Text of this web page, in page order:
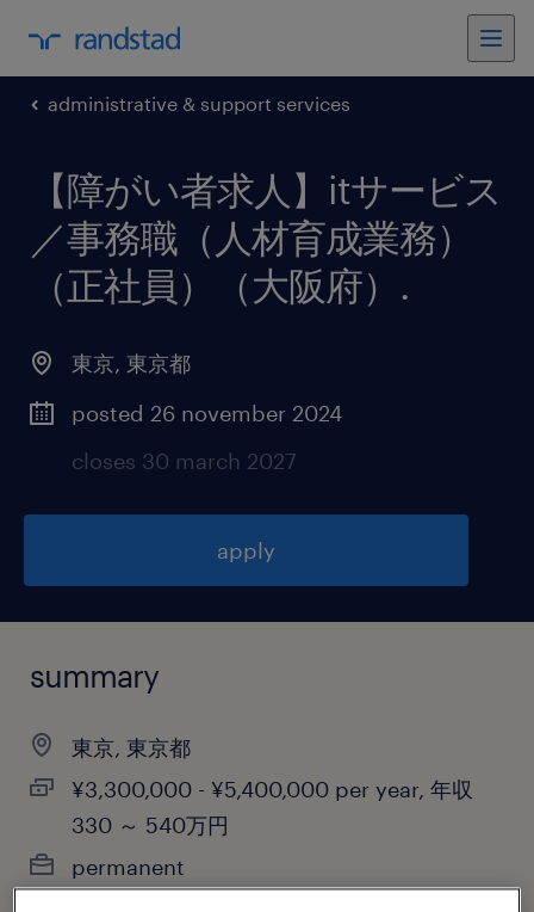
administrative & support services
【障がい者求人】itサービス
／事務職（人材育成業務）
（正社員）（大阪府） .
東京, 東京都
posted 26 november 2024
closes 30 march 2027
apply
summary
東京, 東京都
¥3,300,000 - ¥5,400,000 per year, 年収
330 ～ 540万円
permanent